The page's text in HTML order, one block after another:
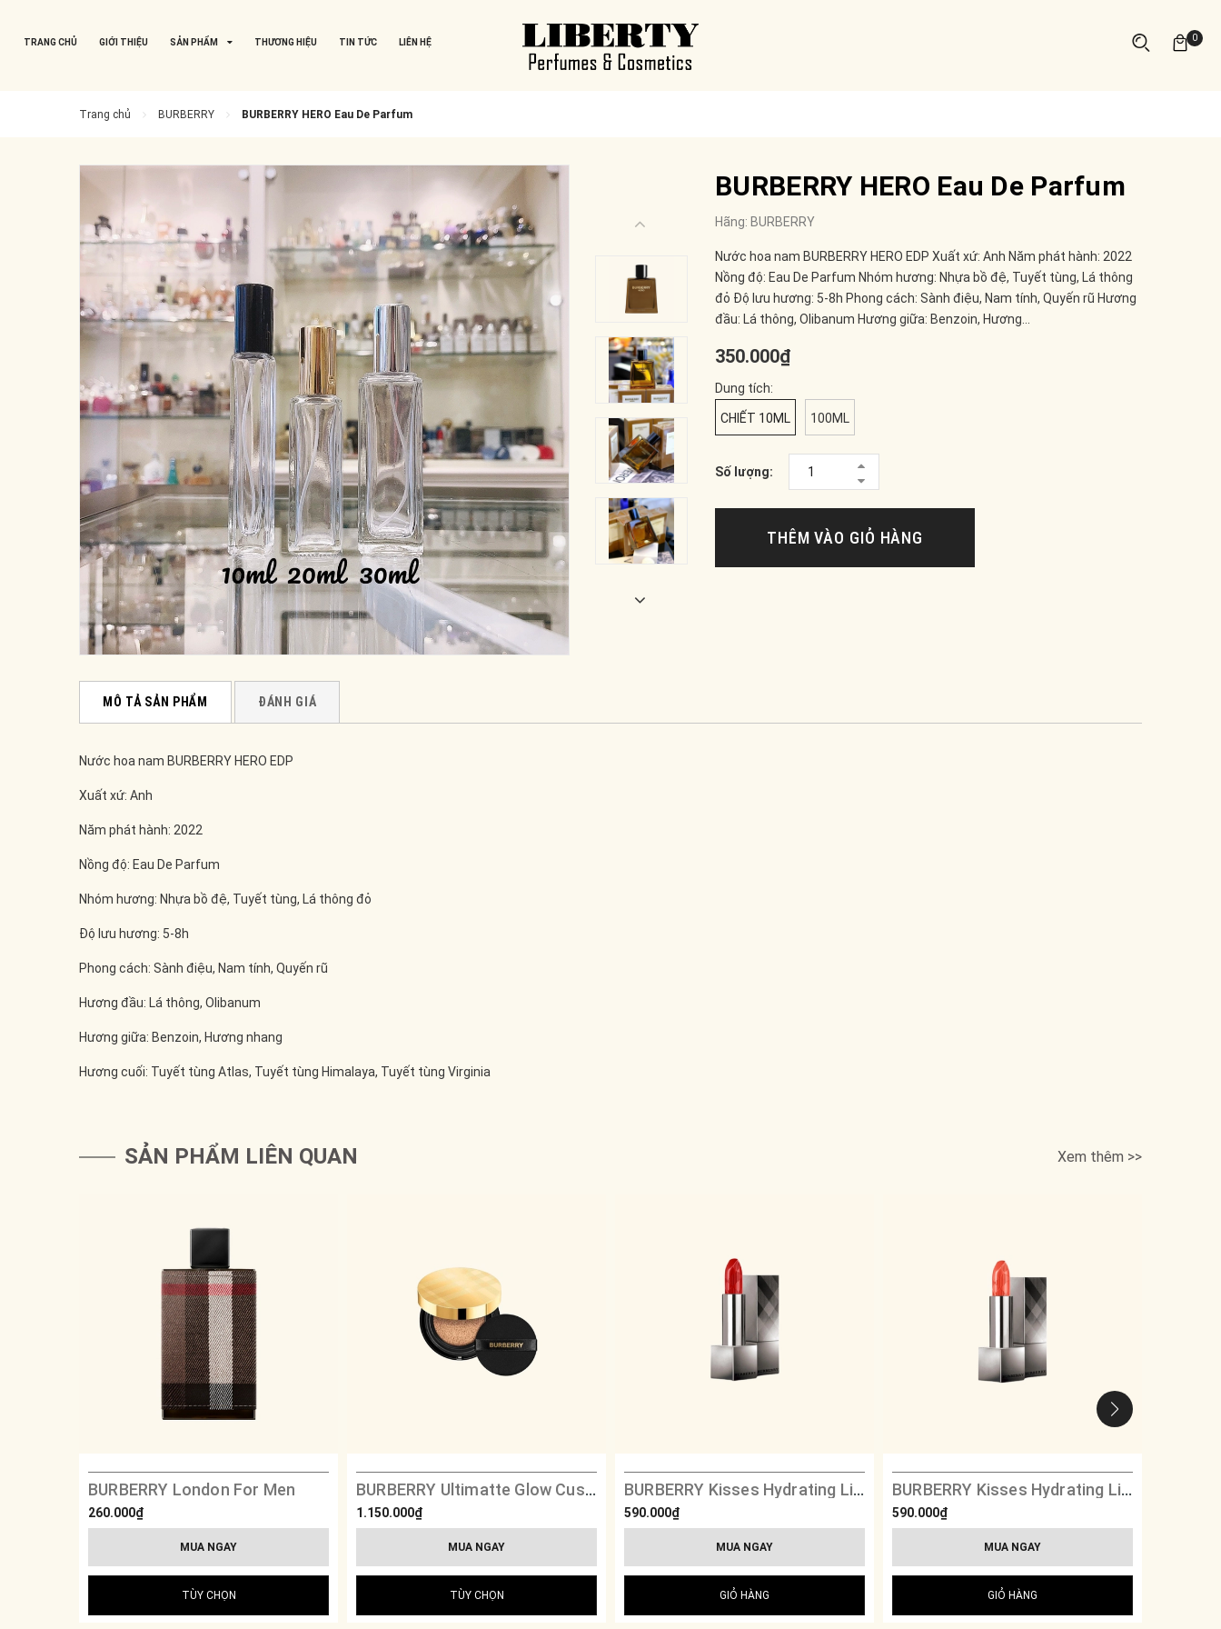
TRANG CHỦ GIỚI THIỆU SẢN PHẨM THƯƠNG HIỆU TIN TỨC LIÊN HỆ 0
Trang chủ BURBERRY BURBERRY HERO Eau De Parfum
BURBERRY HERO Eau De Parfum
Hãng: BURBERRY
Nước hoa nam BURBERRY HERO EDP Xuất xứ: Anh Năm phát hành: 2022
Nồng độ: Eau De Parfum Nhóm hương: Nhựa bồ đệ, Tuyết tùng, Lá thông
đỏ Độ lưu hương: 5-8h Phong cách: Sành điệu, Nam tính, Quyến rũ Hương
đầu: Lá thông, Olibanum Hương giữa: Benzoin, Hương...
350.000₫
Dung tích:
CHIẾT 10ML 100ML
Số lượng:
THÊM VÀO GIỎ HÀNG
MÔ TẢ SẢN PHẨM ĐÁNH GIÁ
Nước hoa nam BURBERRY HERO EDP
Xuất xứ: Anh
Năm phát hành: 2022
Nồng độ: Eau De Parfum
Nhóm hương: Nhựa bồ đệ, Tuyết tùng, Lá thông đỏ
Độ lưu hương: 5-8h
Phong cách: Sành điệu, Nam tính, Quyến rũ
Hương đầu: Lá thông, Olibanum
Hương giữa: Benzoin, Hương nhang
Hương cuối: Tuyết tùng Atlas, Tuyết tùng Himalaya, Tuyết tùng Virginia
SẢN PHẨM LIÊN QUAN Xem thêm >>
BURBERRY London For Men
260.000₫
MUA NGAY
TÙY CHỌN
BURBERRY Ultimatte Glow Cushion
1.150.000₫
MUA NGAY
TÙY CHỌN
BURBERRY Kisses Hydrating Lip Colour - 109 Military Red
590.000₫
MUA NGAY
GIỎ HÀNG
BURBERRY Kisses Hydrating Lip Colour - 73 Bright Coral
590.000₫
MUA NGAY
GIỎ HÀNG